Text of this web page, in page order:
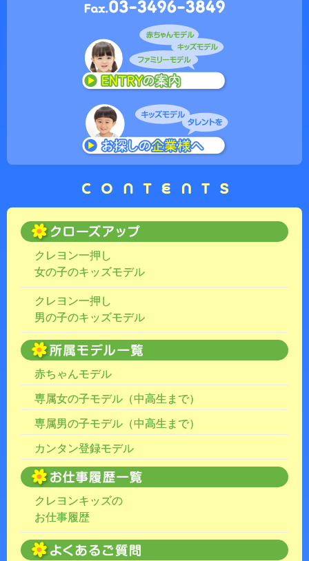
クレヨン一押し
女の子のキッズモデル
クレヨン一押し
男の子のキッズモデル
赤ちゃんモデル
専属女の子モデル（中高生まで）
専属男の子モデル（中高生まで）
カンタン登録モデル
クレヨンキッズの
お仕事履歴